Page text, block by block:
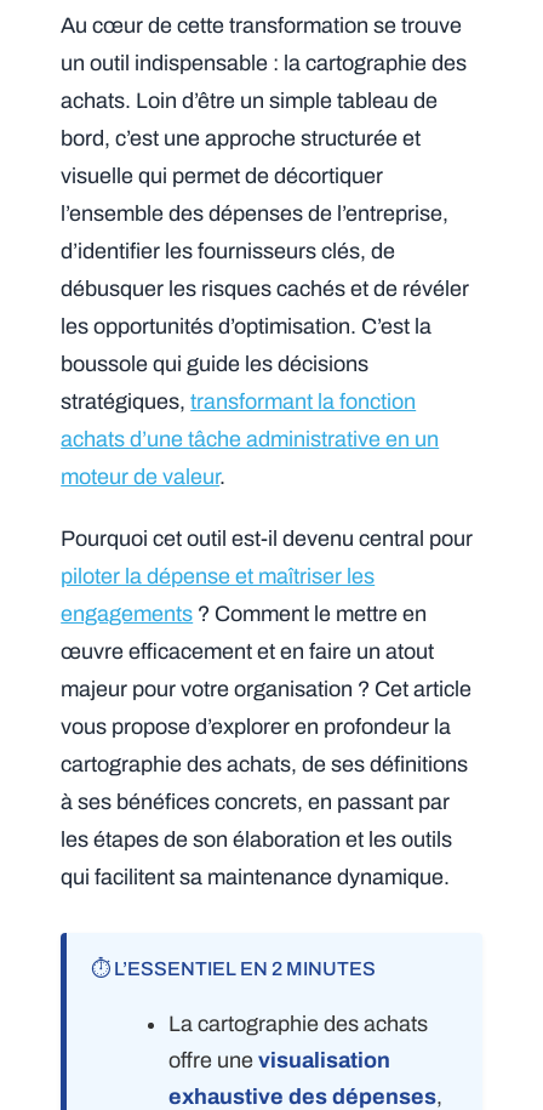
Au cœur de cette transformation se trouve
un outil indispensable : la cartographie des
achats. Loin d’être un simple tableau de
bord, c’est une approche structurée et
visuelle qui permet de décortiquer
l’ensemble des dépenses de l’entreprise,
d’identifier les fournisseurs clés, de
débusquer les risques cachés et de révéler
les opportunités d’optimisation. C’est la
boussole qui guide les décisions
stratégiques,transformant la fonction
achats d’une tâche administrative en un
moteur de valeur.
Pourquoi cet outil est-il devenu central pour
piloter la dépense et maîtriser les
engagements ? Comment le mettre en
œuvre efficacement et en faire un atout
majeur pour votre organisation ? Cet article
vous propose d’explorer en profondeur la
cartographie des achats, de ses définitions
à ses bénéfices concrets, en passant par
les étapes de son élaboration et les outils
qui facilitent sa maintenance dynamique.
⏱️ L’ESSENTIEL EN 2 MINUTES
La cartographie des achats
offre unevisualisation
exhaustive des dépenses,